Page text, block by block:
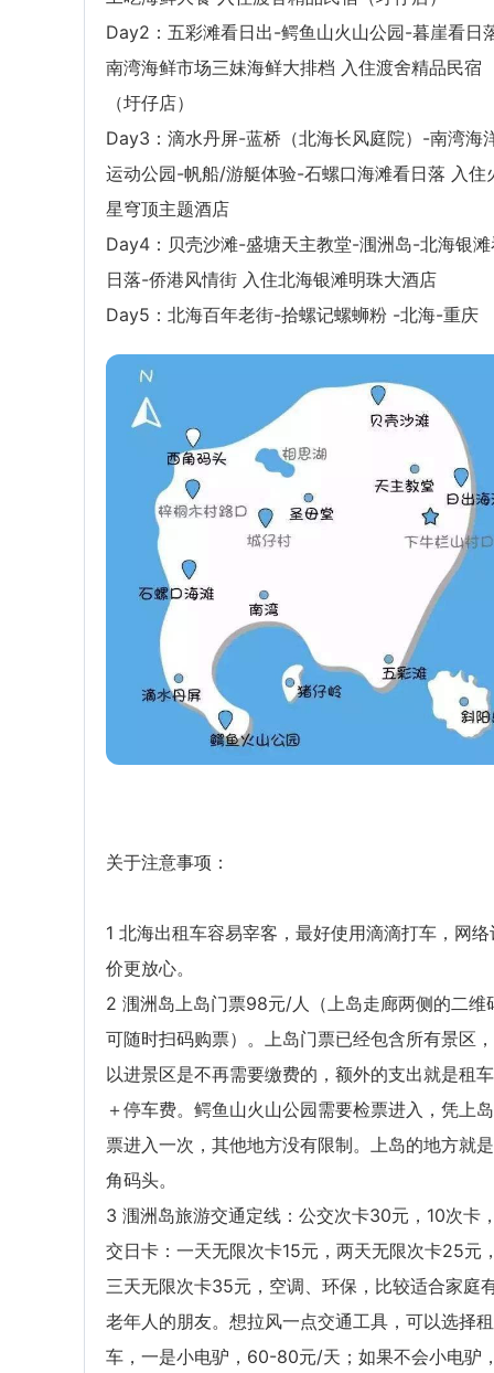
Day2：五彩滩看日出-鳄鱼山火山公园-暮崖看日
南湾海鲜市场三妹海鲜大排档 入住渡舍精品民宿
（圩仔店）
Day3：滴水丹屏-蓝桥（北海长风庭院）-南湾海
运动公园-帆船/游艇体验-石螺口海滩看日落 入住
星穹顶主题酒店
Day4：贝壳沙滩-盛塘天主教堂-涠洲岛-北海银
日落-侨港风情街 入住北海银滩明珠大酒店
Day5：北海百年老街-拾螺记螺蛳粉 -北海-重庆
关于注意事项：
1 北海出租车容易宰客，最好使用滴滴打车，网络
价更放心。
2 涠洲岛上岛门票98元/人（上岛走廊两侧的二维
可随时扫码购票）。上岛门票已经包含所有景区
以进景区是不再需要缴费的，额外的支出就是租
＋停车费。鳄鱼山火山公园需要检票进入，凭上
票进入一次，其他地方没有限制。上岛的地方就
角码头。
3 涠洲岛旅游交通定线：公交次卡30元，10次卡
交日卡：一天无限次卡15元，两天无限次卡25元
三天无限次卡35元，空调、环保，比较适合家庭
老年人的朋友。想拉风一点交通工具，可以选择租
车，一是小电驴，60-80元/天；如果不会小电驴